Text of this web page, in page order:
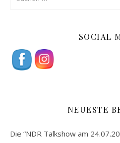
SOCIAL
NEUESTE
Die “NDR Talkshow am